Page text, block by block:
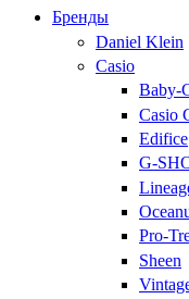
Бренды
Daniel Klein
Casio
Baby-
Casio
Edifice
G-
Pro-
Sheen